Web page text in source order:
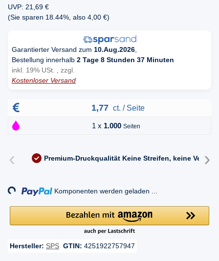
UVP: 21,69 €
(Sie sparen 18.44% , also 4,00 €)
Garantierter Versand zum 10.Aug.2026
Bestellung innerhalb 2 Tage 8 Stunden 37 Minuten
inkl. 19% USt. , zzgl.
Kostenloser Versand
1,77 ct. / Seite
1 x 1.000 Seiten
‹ Premium-Druckqualität Keine Streifen, keine ›
Komponenten werden geladen ...
Hersteller: SPS GTIN: 4251922757947